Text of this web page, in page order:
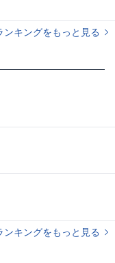
ンキングをもっと見る
キングをもっと見る